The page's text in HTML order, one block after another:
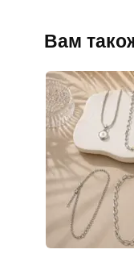
Вам